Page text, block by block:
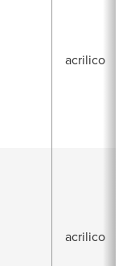
acrilico
acrilico